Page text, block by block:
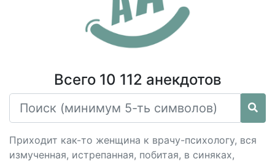
Всего 10 112 анекдотов
Приходит как-то женщина к врачу-психологу, вся
измученная, истрепанная, побитая, в синяках,